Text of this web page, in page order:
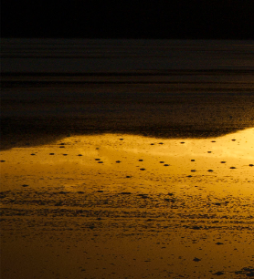
Дневник
Магазин
Контакты